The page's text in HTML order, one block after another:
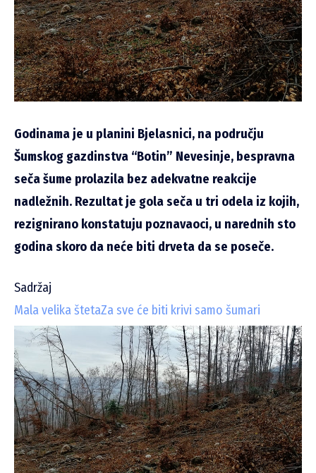
Godinama je u planini Bjelasnici, na području
Šumskog gazdinstva “Botin” Nevesinje, bespravna
seča šume prolazila bez adekvatne reakcije
nadležnih. Rezultat je gola seča u tri odela iz kojih,
rezignirano konstatuju poznavaoci, u narednih sto
godina skoro da neće biti drveta da se poseče.
Sadržaj
Mala velika štetaZa sve će biti krivi samo šumari